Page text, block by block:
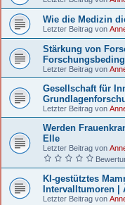
Wie die Medizin
Letzter Beitrag von
Stärkung von
Letzter Beitrag von
Gesellschaft für
Letzter Beitrag von
Werden
Elle
Letzter Beitrag von
KI-gestütztes
Intervalltumoren |
Letzter Beitrag von